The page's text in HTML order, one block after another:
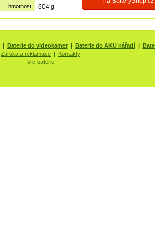
hmotnost 604 g
| Baterie do videokamer| Baterie do AKU nářadí|
Záruka a reklamace | Kontakty
© c-baterie